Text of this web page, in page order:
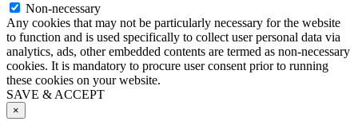
Non-necessary
Any cookies that may not be particularly necessary for the website
to function and is used specifically to collect user personal data via
analytics, ads, other embedded contents are termed as non-necessary
cookies. It is mandatory to procure user consent prior to running
these cookies on your website.
SAVE & ACCEPT
×